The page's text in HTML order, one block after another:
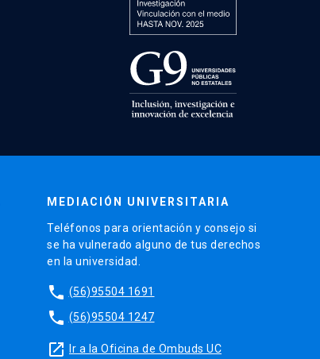
MEDIACIÓN UNIVERSITARIA
Teléfonos para orientación y consejo si
se ha vulnerado alguno de tus derechos
en la universidad.
phone (56)95504 1691
phone (56)95504 1247
launch Ir a la Oficina de Ombuds UC